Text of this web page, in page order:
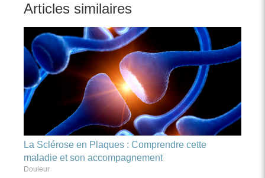
Articles similaires
La Sclérose en Plaques : Comprendre cette
maladie et son accompagnement
Douleur